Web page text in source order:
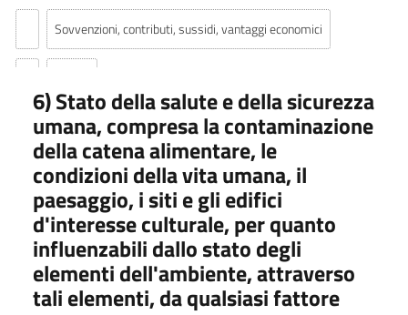
Sovvenzioni, contributi, sussidi, vantaggi economici
Beni immobili e gestione patrimonio
Controlli e rilievi sull'amministrazione
Pagamenti dell'amministrazione
Opere pubbliche
6) Stato della salute e della sicurezza
umana, compresa la contaminazione
della catena alimentare, le
condizioni della vita umana, il
paesaggio, i siti e gli edifici
d'interesse culturale, per quanto
influenzabili dallo stato degli
elementi dell'ambiente, attraverso
tali elementi, da qualsiasi fattore